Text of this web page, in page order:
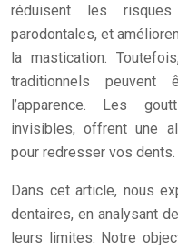
réduisent les
parodontales, et
la mastication.
traditionnels peuvent
l’apparence. Les
invisibles, offrent une
pour redresser vos dents.
Dans cet article, nous
dentaires, en analysant
leurs limites. Notre